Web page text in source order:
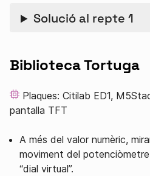
Solució al repte 1
Biblioteca Tortuga
Plaques: Citilab ED1,
pantalla TFT
A més del valor numèric,
moviment del
“dial virtual”.